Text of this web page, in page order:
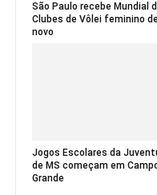
São Paulo recebe Mundial
Clubes de Vôlei feminino de
novo
Jogos Escolares da
de MS começam em
Grande